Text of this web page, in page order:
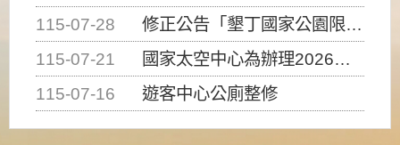
115-07-28
修正公告「墾丁國家公園限制水域遊憩活動之種類、範圍、時間及行為」，自即日生效。
115-07-21
國家太空中心為辦理2026台灣盃火箭競賽，陸、海、空域警戒及協調相關事宜，因颱風備案事宜
115-07-16
遊客中心公廁整修